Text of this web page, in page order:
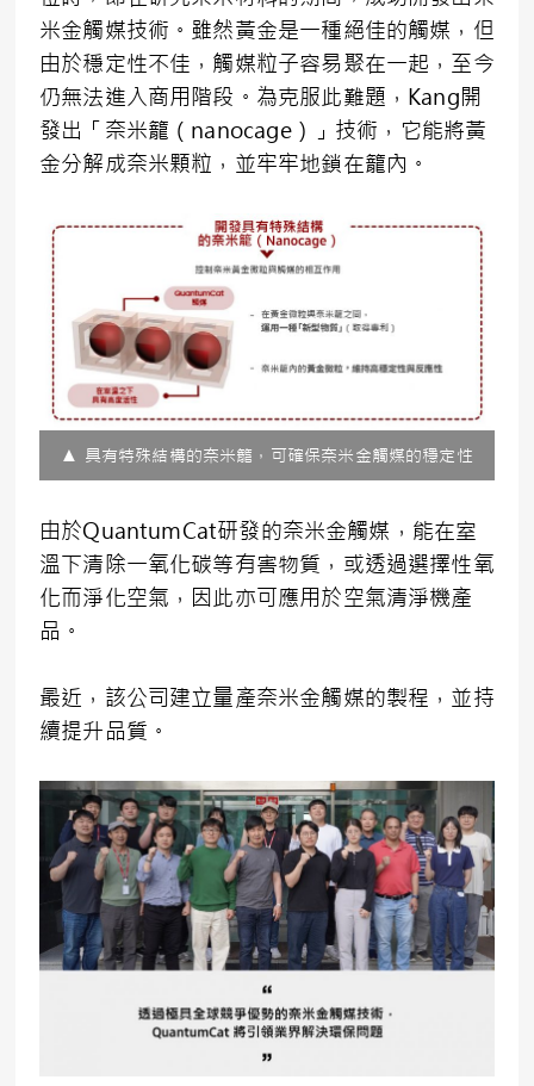
米金觸媒技術。雖然黃金是一種絕佳的觸媒，但
由於穩定性不佳，觸媒粒子容易聚在一起，至今
仍無法進入商用階段。為克服此難題，Kang開
發出「奈米籠（nanocage）」技術，它能將黃
金分解成奈米顆粒，並牢牢地鎖在籠內。
▲ 具有特殊結構的奈米籠，可確保奈米金觸媒的穩定性
由於QuantumCat研發的奈米金觸媒，能在室
溫下清除一氧化碳等有害物質，或透過選擇性氧
化而淨化空氣，因此亦可應用於空氣清淨機產
品。
最近，該公司建立量產奈米金觸媒的製程，並持
續提升品質。